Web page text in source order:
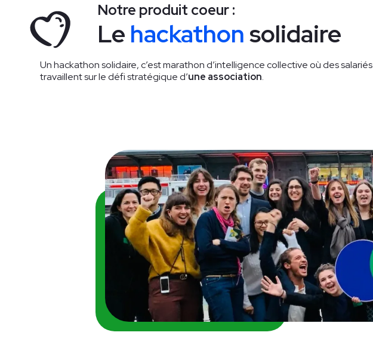
Notre produit coeur :
Le hackathonsolidaire
Un hackathon solidaire, c’est marathon d’intelligence collective où des salariés
travaillent sur le défi stratégique d’une association.